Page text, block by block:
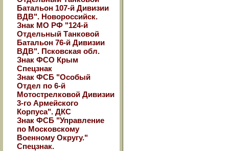
Батальон 107-й Дивизии
ВДВ". Новороссийск.
Знак МО РФ "124-й
Отдельный Танковой
Батальон 76-й Дивизии
ВДВ". Псковская обл.
Знак ФСО Крым
Спецзнак
Знак ФСБ "Особый
Отдел по 6-й
Мотострелковой Дивизии
3-го Армейского
Корпуса". ДКС
Знак ФСБ "Управление
по Московскому
Военному Округу."
Спецзнак.